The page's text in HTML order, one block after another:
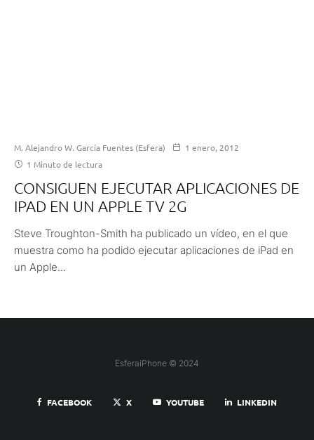
M. Alejandro W. García Fuentes (Esfera)
1 enero, 2012
1 Minuto de lectura
CONSIGUEN EJECUTAR APLICACIONES DE
IPAD EN UN APPLE TV 2G
Steve Troughton-Smith ha publicado un vídeo, en el que
muestra como ha podido ejecutar aplicaciones de iPad en
un Apple...
EsferaiPhone © 2024
FACEBOOK X YOUTUBE LINKEDIN